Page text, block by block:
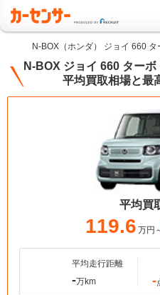
N-BOX（ホンダ） ジョイ 660
N-BOX ジョイ 660 ターボ
平均買取相場と最
平均買
119.6 万円
平均走行距離
-万km -